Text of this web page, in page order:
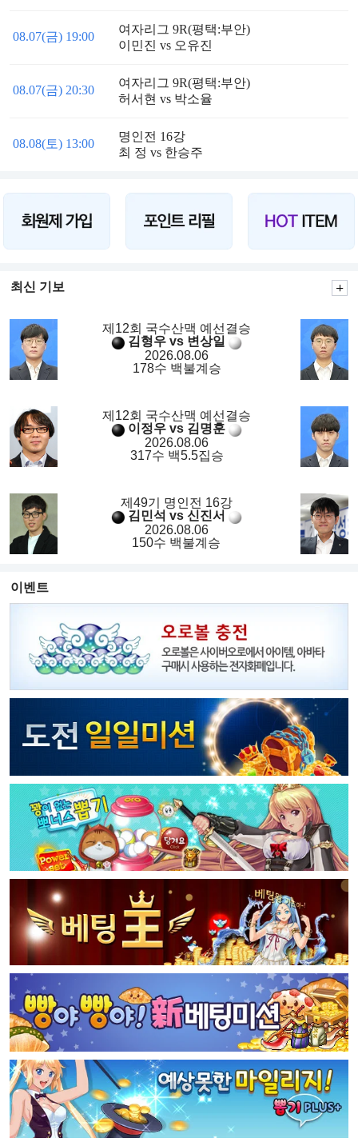
08.07(금) 19:00
여자리그 9R(평택:부안)
이민진 vs 오유진
08.07(금) 20:30
여자리그 9R(평택:부안)
허서현 vs 박소율
08.08(토) 13:00
명인전 16강
최 정 vs 한승주
최신 기보
제12회 국수산맥 예선결승
김형우 vs 변상일
2026.08.06
178수 백불계승
제12회 국수산맥 예선결승
이정우 vs 김명훈
2026.08.06
317수 백5.5집승
제49기 명인전 16강
김민석 vs 신진서
2026.08.06
150수 백불계승
이벤트